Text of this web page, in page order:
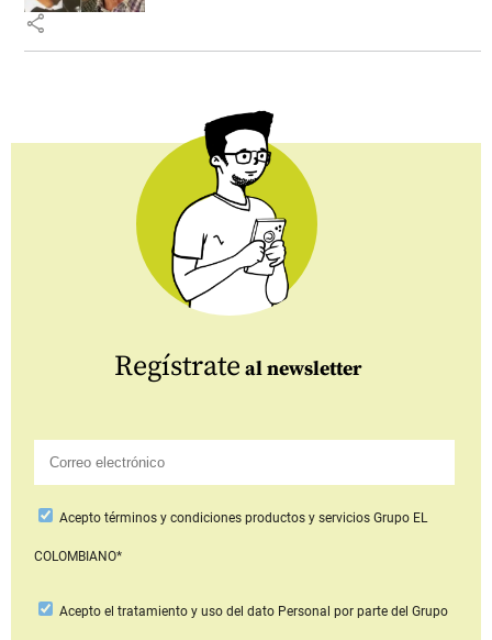
share
Regístrate al newsletter
Aceptotérminos y condiciones productos y serviciosGrupo EL
COLOMBIANO*
Acepto el tratamiento y uso del dato Personal por parte del Grupo